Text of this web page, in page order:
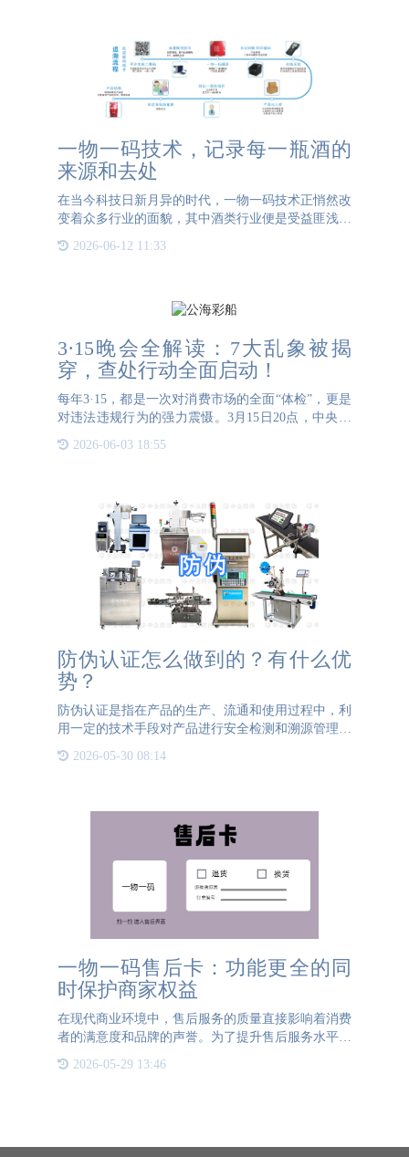
一物一码技术，记录每一瓶酒的
来源和去处
在当今科技日新月异的时代，一物一码技术正悄然改
变着众多行业的面貌，其中酒类行业便是受益匪浅的
领域之一。这项技术通过为每一瓶酒赋予一个独一无
二的二维码标识，实现了从生产源头到消费者手中的
2026-06-12 11:33
3·15晚会全解读：7大乱象被揭
穿，查处行动全面启动！
每年3·15，都是一次对消费市场的全面“体检”，更是
对违法违规行为的强力震慑。3月15日20点，中央广
播电视总台第36届“3·15”晚会如期直播。本届晚会
以“放心消费 品质生活”为主题，直击食品安全、
2026-06-03 18:55
防伪认证怎么做到的？有什么优
势？
防伪认证是指在产品的生产、流通和使用过程中，利
用一定的技术手段对产品进行安全检测和溯源管理，
任度。防伪认证的优势主要体现在以下几个方面：提
2026-05-30 08:14
一物一码售后卡：功能更全的同
时保护商家权益
在现代商业环境中，售后服务的质量直接影响着消费
者的满意度和品牌的声誉。为了提升售后服务水平，
许多企业开始采用一物一码售后卡。那么，为什么我
们要选择一物一码的售后卡呢？它又有哪些特殊之
2026-05-29 13:46